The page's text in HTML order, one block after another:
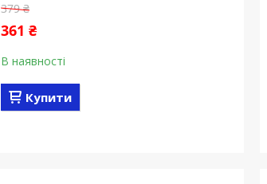
379 ₴
361 ₴
В наявності
Купити